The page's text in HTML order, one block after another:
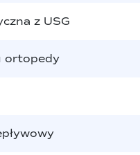
z USG
ortopedy